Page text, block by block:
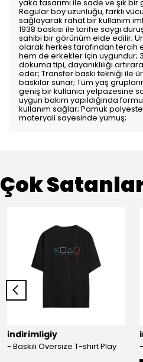
yaka tasarımı ile sade ve şık bir
Regular boy uzunluğu, farklı
sağlayarak rahat bir kullanım
1938 baskısı ile tarihe saygı
sahibi bir görünüm elde edilir;
olarak herkes tarafından tercih
hem de erkekler için uygundur;
dokuma tipi, dayanıklılığı
eder; Transfer baskı tekniği ile
baskılar sunar; Tüm yaş
geniş bir kullanıcı yelpazesine
uygun bakım yapıldığında
kullanım sağlar; Pamuk
materyali sayesinde yumuş;
Çok
indirimligiy
- Baskılı Oversize T-shirt Play